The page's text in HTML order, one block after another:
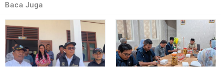
Baca Juga